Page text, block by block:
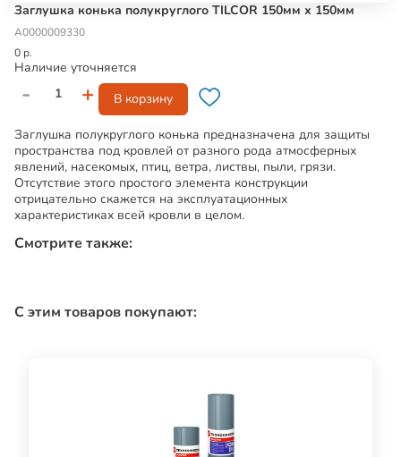
Заглушка конька полукруглого TILCOR 150мм х 150мм
А0000009330
0 р.
Наличие уточняется
- + В корзину
Заглушка полукруглого конька предназначена для защиты
пространства под кровлей от разного рода атмосферных
явлений, насекомых, птиц, ветра, листвы, пыли, грязи.
Отсутствие этого простого элемента конструкции
отрицательно скажется на эксплуатационных
характеристиках всей кровли в целом.
Смотрите также:
С этим товаров покупают: